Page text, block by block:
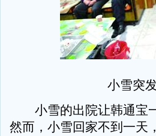
小雪突
小雪的出院让韩通宝一
然而，小雪回家不到一天